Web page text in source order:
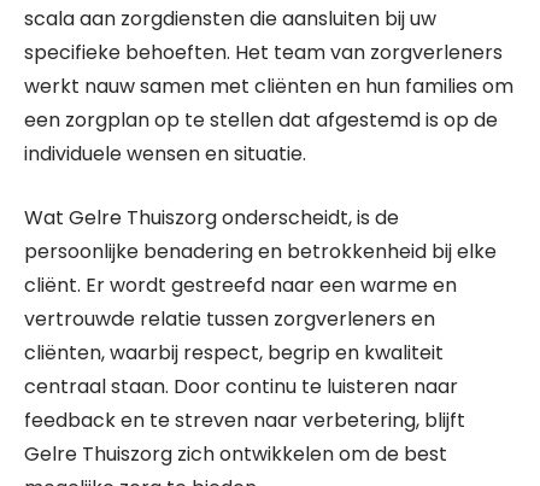
scala aan zorgdiensten die aansluiten bij uw
specifieke behoeften. Het team van zorgverleners
werkt nauw samen met cliënten en hun families om
een zorgplan op te stellen dat afgestemd is op de
individuele wensen en situatie.
Wat Gelre Thuiszorg onderscheidt, is de
persoonlijke benadering en betrokkenheid bij elke
cliënt. Er wordt gestreefd naar een warme en
vertrouwde relatie tussen zorgverleners en
cliënten, waarbij respect, begrip en kwaliteit
centraal staan. Door continu te luisteren naar
feedback en te streven naar verbetering, blijft
Gelre Thuiszorg zich ontwikkelen om de best